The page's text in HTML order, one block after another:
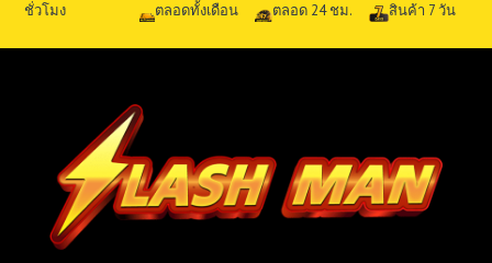
5. รอรับคอยล์ คาริเบิน
เมื่อดำเนินการชำระเงินตามใบคำสั่งซื้อที่พนักงานขาย
แจ้งคุณเสร็จสิ้น ให้รอการจัดส่งโดยระยะเวลาจัดส่ง
สินค้าจะขึ้นอยู่กับวิธีจัดส่งที่คุณเลือกใช้บริการ ได้แก่
ชั่วโมง
ตลอดทั้งเดือน
ตลอด 24 ชม.
สินค้า 7 วัน